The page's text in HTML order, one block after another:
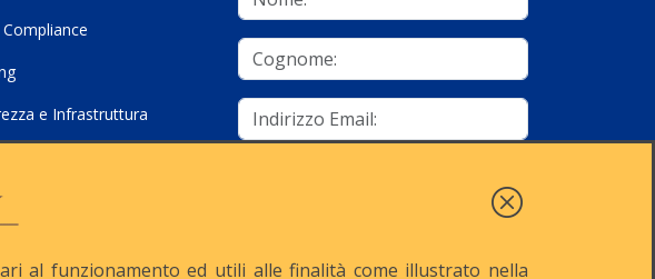
e Infrastruttura
ICT e Licenze
al funzionamento ed utili alle finalità come illustrato nella